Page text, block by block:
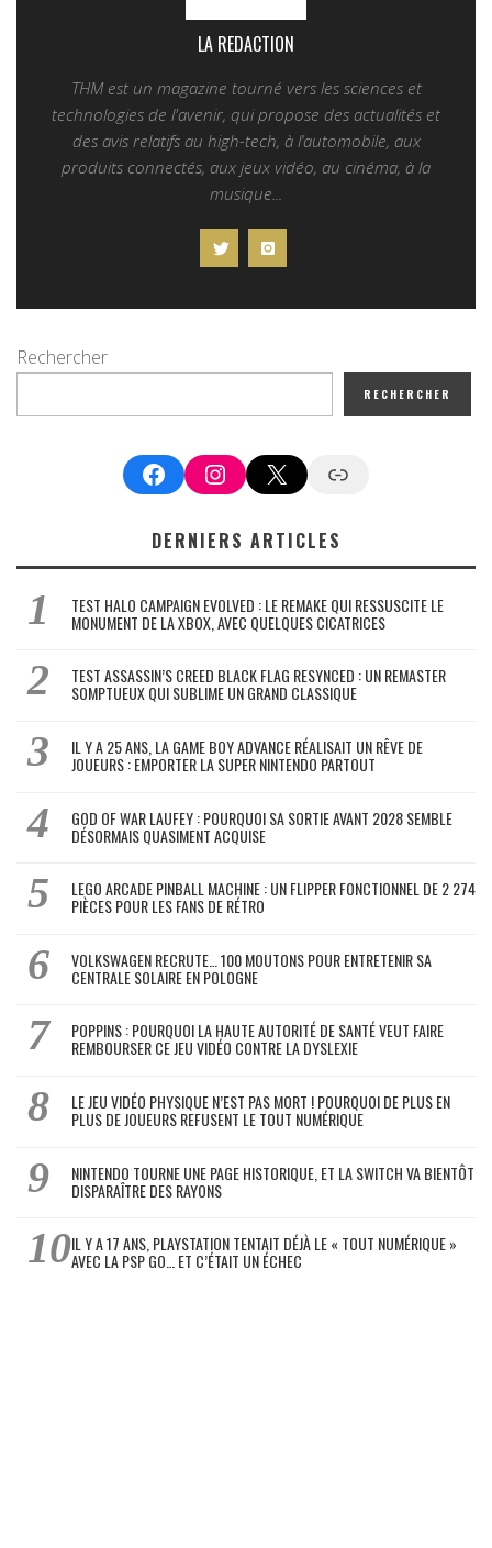
LA REDACTION
THM est un magazine tourné vers les sciences et
technologies de l'avenir, qui propose des actualités et
des avis relatifs au high-tech, à l’automobile, aux
produits connectés, aux jeux vidéo, au cinéma, à la
musique...
Rechercher
RECHERCHER
FacebookInstagram
X Google News
DERNIERS ARTICLES
TEST HALO CAMPAIGN EVOLVED : LE REMAKE QUI RESSUSCITE LE
MONUMENT DE LA XBOX, AVEC QUELQUES CICATRICES
TEST ASSASSIN’S CREED BLACK FLAG RESYNCED : UN REMASTER
SOMPTUEUX QUI SUBLIME UN GRAND CLASSIQUE
IL Y A 25 ANS, LA GAME BOY ADVANCE RÉALISAIT UN RÊVE DE
JOUEURS : EMPORTER LA SUPER NINTENDO PARTOUT
GOD OF WAR LAUFEY : POURQUOI SA SORTIE AVANT 2028 SEMBLE
DÉSORMAIS QUASIMENT ACQUISE
LEGO ARCADE PINBALL MACHINE : UN FLIPPER FONCTIONNEL DE 2 274
PIÈCES POUR LES FANS DE RÉTRO
VOLKSWAGEN RECRUTE… 100 MOUTONS POUR ENTRETENIR SA
CENTRALE SOLAIRE EN POLOGNE
POPPINS : POURQUOI LA HAUTE AUTORITÉ DE SANTÉ VEUT FAIRE
REMBOURSER CE JEU VIDÉO CONTRE LA DYSLEXIE
LE JEU VIDÉO PHYSIQUE N’EST PAS MORT ! POURQUOI DE PLUS EN
PLUS DE JOUEURS REFUSENT LE TOUT NUMÉRIQUE
NINTENDO TOURNE UNE PAGE HISTORIQUE, ET LA SWITCH VA BIENTÔT
DISPARAÎTRE DES RAYONS
IL Y A 17 ANS, PLAYSTATION TENTAIT DÉJÀ LE « TOUT NUMÉRIQUE »
AVEC LA PSP GO… ET C’ÉTAIT UN ÉCHEC